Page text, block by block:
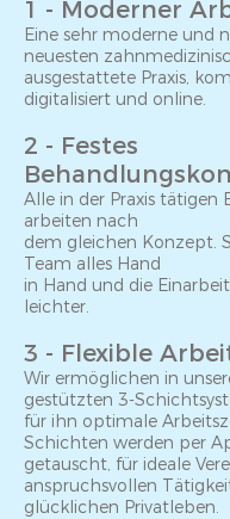
1 - Moderner
Eine sehr moderne und
neuesten
ausgestattete Praxis,
digitalisiert und online.
2 - Festes
Alle in der Praxis tätigen
arbeiten nach
dem gleichen Konzept.
Team alles Hand
in Hand und die
leichter.
3 - Flexible
Wir ermöglichen in
gestützten 3-
für ihn optimale
Schichten werden per
getauscht, für ideale
anspruchsvollen
glücklichen Privatleben.